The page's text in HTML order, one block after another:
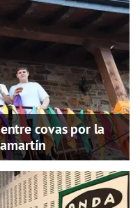
covas por la